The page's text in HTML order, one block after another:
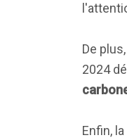
De
2024
Enfin,